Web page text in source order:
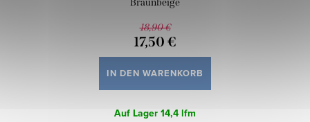
Braunbeige
18,90 €
17,50 €
IN DEN WARENKORB
Auf Lager14,4 lfm